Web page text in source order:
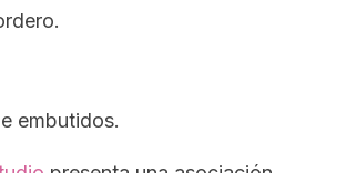
embutidos.